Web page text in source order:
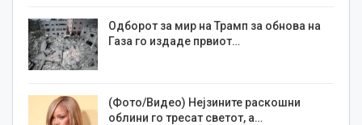
Одборот за мир на Трамп за обнова на
Газа го издаде првиот…
(Фото/Видео) Нејзините раскошни
облини го тресат светот, а…